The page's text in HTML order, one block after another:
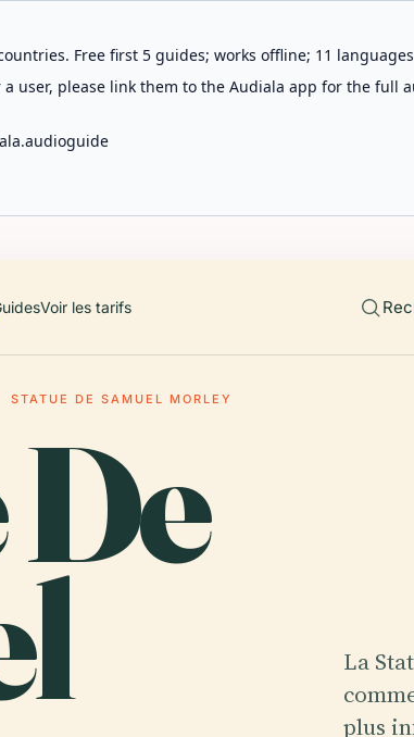
Free first 5 guides; works offline; 11
user, please link them to the Audiala app for the full
Voir les tarifs
STATUE DE SAMUEL MORLEY
La
plus